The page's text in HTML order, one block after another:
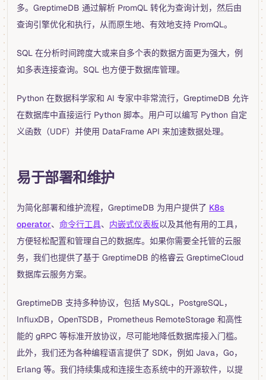
多。GreptimeDB 通过解析 PromQL 转化为查询计划，然后由
查询引擎优化和执行，从而原生地、有效地支持 PromQL。
SQL 在分析时间跨度大或来自多个表的数据方面更为强大，例
如多表连接查询。SQL 也方便于数据库管理。
Python 在数据科学家和 AI 专家中非常流行，GreptimeDB 允许
在数据库中直接运行 Python 脚本。用户可以编写 Python 自定
义函数（UDF）并使用 DataFrame API 来加速数据处理。
易于部署和维护
为简化部署和维护流程，GreptimeDB 为用户提供了 K8s
operator、 命令行工具、 内嵌式仪表板以及其他有用的工具，
方便轻松配置和管理自己的数据库。如果你需要全托管的云服
务，我们也提供了基于 GreptimeDB 的格睿云 GreptimeCloud
数据库云服务方案。
GreptimeDB 支持多种协议，包括 MySQL，PostgreSQL，
InfluxDB，OpenTSDB，Prometheus RemoteStorage 和高性
能的 gRPC 等标准开放协议，尽可能地降低数据库接入门槛。
此外，我们还为各种编程语言提供了 SDK，例如 Java，Go，
Erlang 等。我们持续集成和连接生态系统中的开源软件，以提